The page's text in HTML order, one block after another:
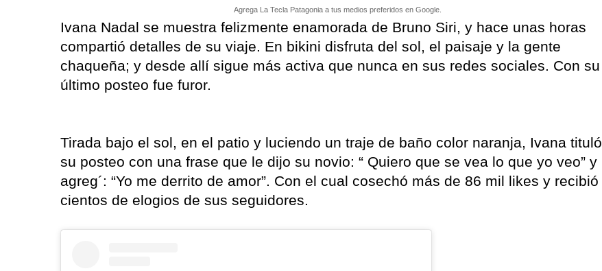
Agrega La Tecla Patagonia a tus medios preferidos en Google.
Ivana Nadal se muestra felizmente enamorada de Bruno Siri, y hace unas horas
compartió detalles de su viaje. En bikini disfruta del sol, el paisaje y la gente
chaqueña; y desde allí sigue más activa que nunca en sus redes sociales. Con su
último posteo fue furor.
Tirada bajo el sol, en el patio y luciendo un traje de baño color naranja, Ivana tituló
su posteo con una frase que le dijo su novio: “ Quiero que se vea lo que yo veo” y
agreg´: “Yo me derrito de amor”. Con el cual cosechó más de 86 mil likes y recibió
cientos de elogios de sus seguidores.